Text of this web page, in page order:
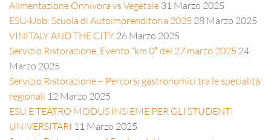
Alimentazione Onnivora vs Vegetale 31 Marzo 2025
ESU4Job: Scuola di Autoimprenditoria 2025 28 Marzo 2025
VINITALY AND THE CITY 26 Marzo 2025
Servizio Ristorazione, Evento “km 0″ del 27 marzo 2025 24
Marzo 2025
Servizio Ristorazione – Percorsi gastronomici tra le specialità
regionali 12 Marzo 2025
ESU E TEATRO MODUS INSIEME PER GLI STUDENTI
UNIVERSITARI 11 Marzo 2025